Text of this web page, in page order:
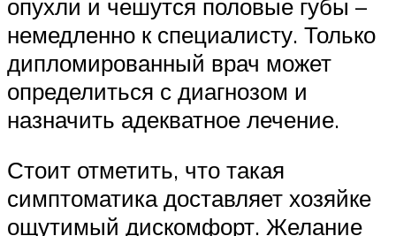
опухли и чешутся половые губы –
немедленно к специалисту. Только
дипломированный врач может
определиться с диагнозом и
назначить адекватное лечение.
Стоит отметить, что такая
симптоматика доставляет хозяйке
ощутимый дискомфорт. Желание